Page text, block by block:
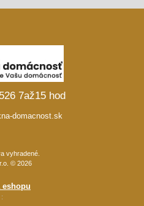
7až15 hod
domacnost.sk
vyhradené.
© 2026
eshopu
: